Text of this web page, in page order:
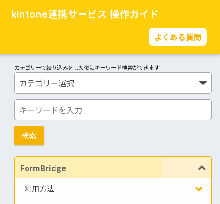
kintone連携サービス 操作ガイド
よくある質問
カテゴリーで絞り込みをした後にキーワード検索ができます
FormBridge
利用方法